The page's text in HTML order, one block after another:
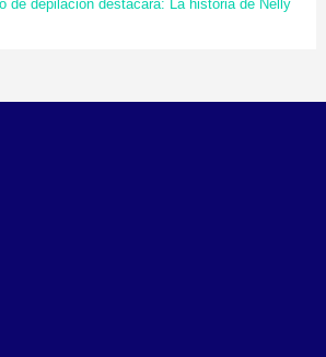
de depilación destacará: La historia de Nelly